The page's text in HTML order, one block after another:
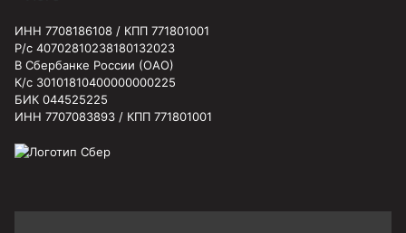
ИНН 7708186108 / КПП 771801001
Р/с 40702810238180132023
В Сбербанке России (ОАО)
К/с 30101810400000000225
БИК 044525225
ИНН 7707083893 / КПП 771801001